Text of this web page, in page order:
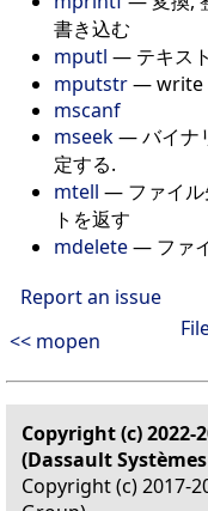
書き込む
mputl — テキス
mputstr— write
mscanf
mseek— バイナ
定する.
mtell — ファイル
トを返す
mdelete— ファ
Report an issue
<< mopen
Copyright (c) 2022-
(Dassault Systèmes
Copyright (c) 2017-